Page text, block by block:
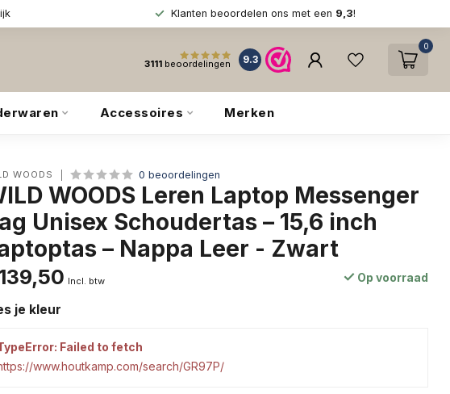
Klanten beoordelen ons met een 9,3!
3111 beoordelingen 9.3
0
Accessoires Merken
WOODS 0 beoordelingen
WOODS Leren Laptop Messenger
Unisex Schoudertas – 15,6 inch
– Nappa Leer - Zwart
Incl. btw Op voorraad
je kleur
Failed to fetch
www.houtkamp.com/search/GR97P/